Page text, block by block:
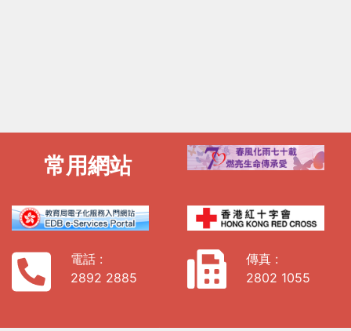
常用網站
電話 :
2892 2885
傳真 :
2802 1055